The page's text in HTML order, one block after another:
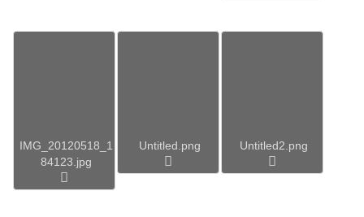
IMG_20120518_1
84123.jpg
Untitled.png Untitled2.png